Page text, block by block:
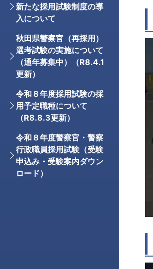
新たな採用試験制度の導
入について
秋田県警察官（再採用）
選考試験の実施について
（通年募集中）（R8.4.1
更新）
令和８年度採用試験の採
用予定職種について
（R8.8.3更新）
令和８年度警察官・警察
行政職員採用試験（受験
申込み・受験案内ダウン
ロード）